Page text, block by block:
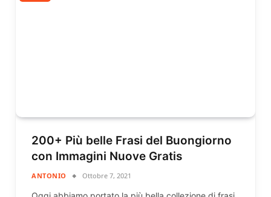
200+ Più belle Frasi del Buongiorno
con Immagini Nuove Gratis
ANTONIO Ottobre 7, 2021